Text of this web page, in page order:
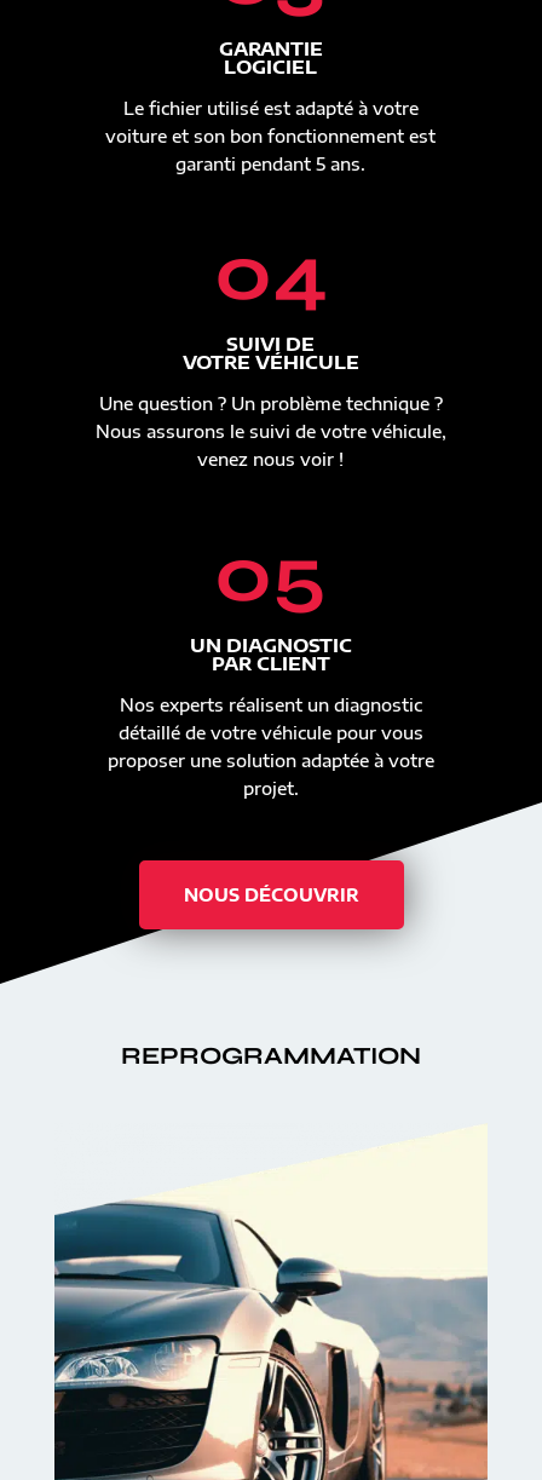
GARANTIE
LOGICIEL
Le fichier utilisé est adapté à votre
voiture et son bon fonctionnement est
garanti pendant 5 ans.
04
SUIVI DE
VOTRE VÉHICULE
Une question ? Un problème technique ?
Nous assurons le suivi de votre véhicule,
venez nous voir !
05
UN DIAGNOSTIC
PAR CLIENT
Nos experts réalisent un diagnostic
détaillé de votre véhicule pour vous
proposer une solution adaptée à votre
projet.
NOUS DÉCOUVRIR
REPROGRAMMATION